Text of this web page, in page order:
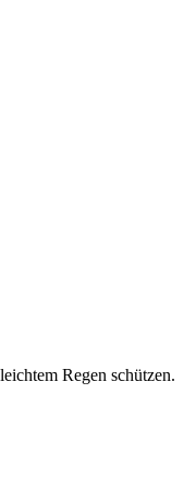
Regen schützen.